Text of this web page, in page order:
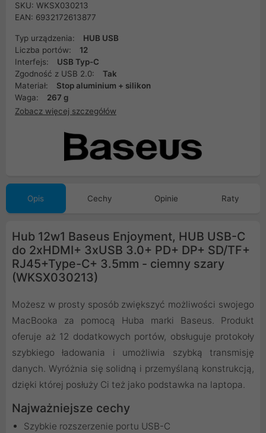
SKU: WKSX030213
EAN: 6932172613877
Typ urządzenia:
HUB USB
Liczba portów:
12
Interfejs:
USB Typ-C
Zgodność z USB 2.0:
Tak
Materiał:
Stop aluminium + silikon
Waga:
267 g
Zobacz więcej szczegółów
Opis Cechy Opinie Raty
Hub 12w1 Baseus Enjoyment, HUB USB-C
do 2xHDMI+ 3xUSB 3.0+ PD+ DP+ SD/TF+
RJ45+Type-C+ 3.5mm - ciemny szary
(WKSX030213)
Możesz w prosty sposób zwiększyć możliwości swojego
MacBooka za pomocą Huba marki Baseus. Produkt
oferuje aż 12 dodatkowych portów, obsługuje protokoły
szybkiego ładowania i umożliwia szybką transmisję
danych. Wyróżnia się solidną i przemyślaną konstrukcją,
dzięki której posłuży Ci też jako podstawka na laptopa.
Najważniejsze cechy
Szybkie rozszerzenie portu USB-C